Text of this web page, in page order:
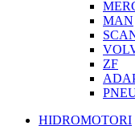
MAN
ZF
HIDROMOTORI